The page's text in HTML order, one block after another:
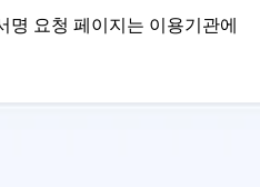
요청 페이지는 이용기관에